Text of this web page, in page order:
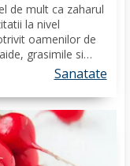
de mult ca zaharul
la nivel
oamenilor de
grasimile si
energie pentru a
Sanatate